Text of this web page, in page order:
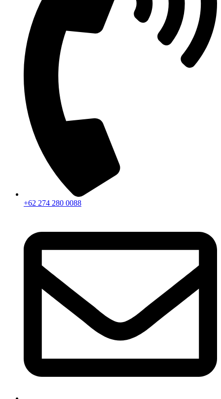
+62 274 280 0088